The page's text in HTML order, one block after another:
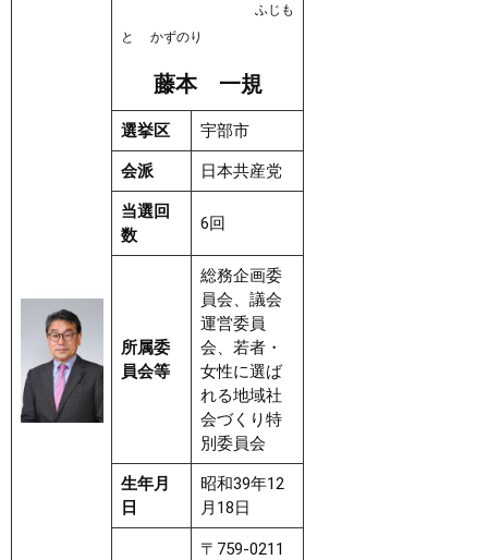
ふじも
と かずのり
藤本 一規
選挙区 宇部市
会派 日本共産党
当選回
数
6回
所属委
員会等
総務企画委
員会、議会
運営委員
会、若者・
女性に選ば
れる地域社
会づくり特
別委員会
生年月
日
昭和39年12
月18日
〒759-0211